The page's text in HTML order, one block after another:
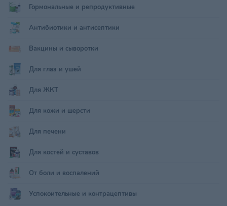
Гормональные и репродуктивные
Антибиотики и антисептики
Вакцины и сыворотки
Для глаз и ушей
Для ЖКТ
Для кожи и шерсти
Для печени
Для костей и суставов
От боли и воспалений
Успокоительные и контрацептивы